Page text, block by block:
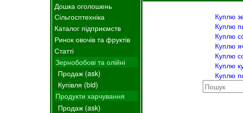
Дошка оголошень
Сільгосптехніка
Каталог підприємств
Ринок овочів та фруктів
Статті
Зернобобові та олійні
Продаж (ask)
Купівля (bid)
Продукти харчування
Продаж (ask)
Куплю
Куплю
Куплю
Куплю
Куплю
Куплю
Куплю